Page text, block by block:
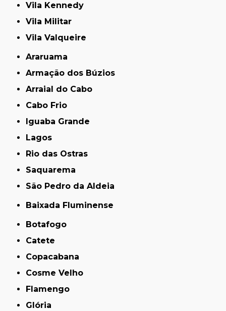
Vila Kennedy
Vila Militar
Vila Valqueire
Araruama
Armação dos Búzios
Arraial do Cabo
Cabo Frio
Iguaba Grande
Lagos
Rio das Ostras
Saquarema
São Pedro da Aldeia
Baixada Fluminense
Botafogo
Catete
Copacabana
Cosme Velho
Flamengo
Glória